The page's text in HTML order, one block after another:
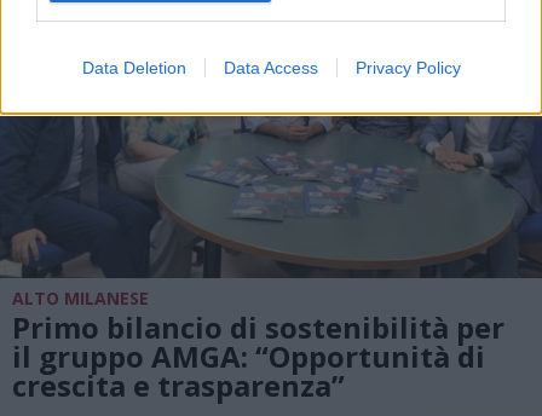
Data Deletion Data Access Privacy Policy
ALTO MILANESE
Primo bilancio di sostenibilità per
il gruppo AMGA: “Opportunità di
crescita e trasparenza”